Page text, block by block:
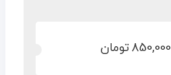
850,000تومان